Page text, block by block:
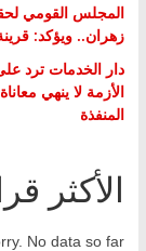
المجلس القومي
زهران.. ويؤكد:
دار الخدمات ترد
الأزمة لا ينهي
المنفذة
الأكثر
No data so far.